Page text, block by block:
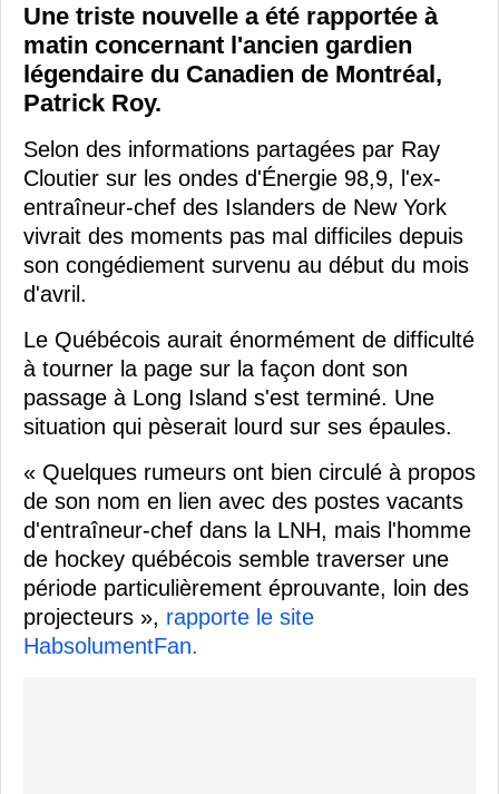
Une triste nouvelle a été rapportée à
matin concernant l'ancien gardien
légendaire du Canadien de Montréal,
Patrick Roy.
Selon des informations partagées par Ray
Cloutier sur les ondes d'Énergie 98,9, l'ex-
entraîneur-chef des Islanders de New York
vivrait des moments pas mal difficiles depuis
son congédiement survenu au début du mois
d'avril.
Le Québécois aurait énormément de difficulté
à tourner la page sur la façon dont son
passage à Long Island s'est terminé. Une
situation qui pèserait lourd sur ses épaules.
« Quelques rumeurs ont bien circulé à propos
de son nom en lien avec des postes vacants
d'entraîneur-chef dans la LNH, mais l'homme
de hockey québécois semble traverser une
période particulièrement éprouvante, loin des
projecteurs », rapporte le site
HabsolumentFan.